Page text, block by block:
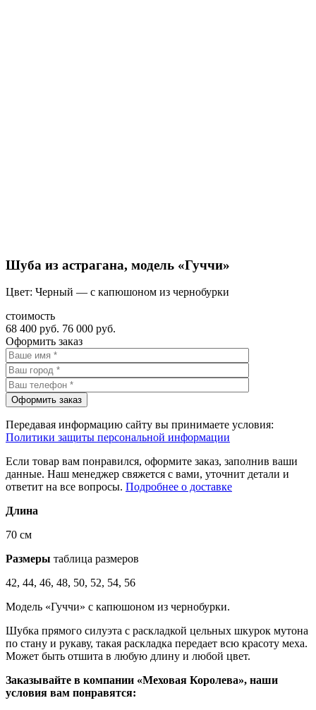
Шуба из астрагана, модель «Гуччи»
Цвет: Черный — с капюшоном из чернобурки
стоимость
68 400 руб. 76 000 руб.
Оформить заказ
Передавая информацию сайту вы принимаете условия:
Политики защиты персональной информации
Если товар вам понравился, оформите заказ, заполнив ваши
данные. Наш менеджер свяжется с вами, уточнит детали и
ответит на все вопросы. Подробнее о доставке
Длина
70 см
Размеры таблица размеров
42, 44, 46, 48, 50, 52, 54, 56
Модель «Гуччи» с капюшоном из чернобурки.
Шубка прямого силуэта с раскладкой цельных шкурок мутона
по стану и рукаву, такая раскладка передает всю красоту меха.
Может быть отшита в любую длину и любой цвет.
Заказывайте в компании «Меховая Королева», наши
условия вам понравятся: